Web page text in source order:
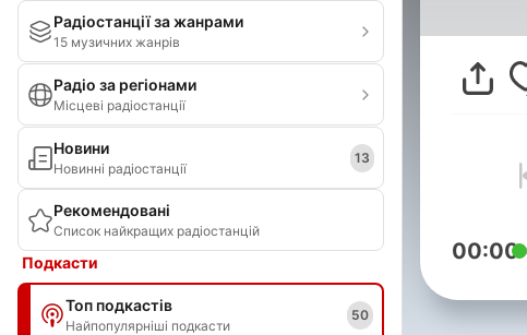
Радіостанції за жанрами
15 музичних жанрів
Радіо за регіонами
Місцеві радіостанції
Новини
Новинні радіостанції
13
Рекомендовані
Список найкращих радіостанцій
Подкасти
Топ подкастів
Найпопулярніші подкасти
50
00:00